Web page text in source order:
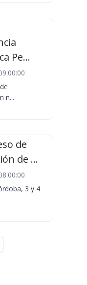
Pe...
n...
de
de ...
3 y 4